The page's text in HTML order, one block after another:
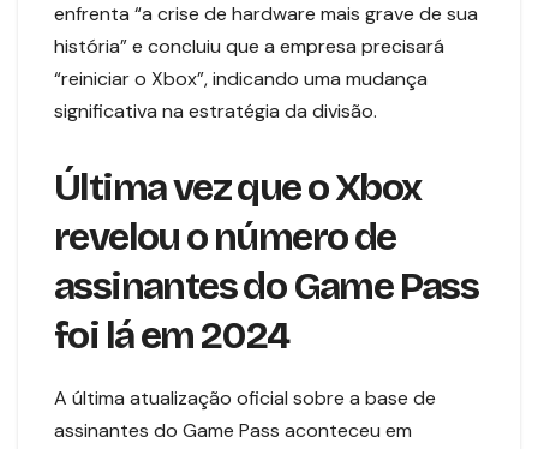
enfrenta “a crise de hardware mais grave de sua
história” e concluiu que a empresa precisará
“reiniciar o Xbox”, indicando uma mudança
significativa na estratégia da divisão.
Última vez que o Xbox
revelou o número de
assinantes do Game Pass
foi lá em 2024
A última atualização oficial sobre a base de
assinantes do Game Pass aconteceu em